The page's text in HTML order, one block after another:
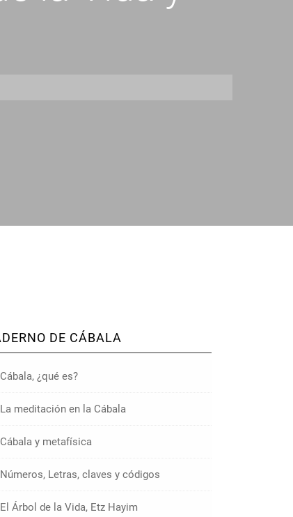
DE CÁBALA
Cábala, ¿qué es?
La meditación en la Cábala
Cábala y metafísica
Números, Letras, claves y códigos
El Árbol de la Vida, Etz Hayim